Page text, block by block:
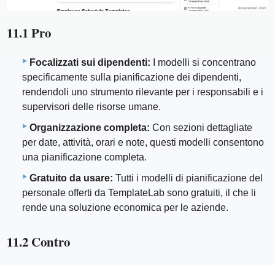
11.1 Pro
Focalizzati sui dipendenti: I modelli si concentrano
specificamente sulla pianificazione dei dipendenti,
rendendoli uno strumento rilevante per i responsabili e i
supervisori delle risorse umane.
Organizzazione completa: Con sezioni dettagliate
per date, attività, orari e note, questi modelli consentono
una pianificazione completa.
Gratuito da usare: Tutti i modelli di pianificazione del
personale offerti da TemplateLab sono gratuiti, il che li
rende una soluzione economica per le aziende.
11.2 Contro